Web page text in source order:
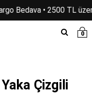
Bedava • 2500 TL
0
Çizgili